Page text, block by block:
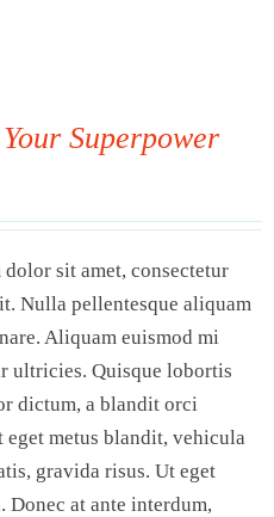
Superpower
sit amet, consectetur
Nulla pellentesque aliquam
Aliquam euismod mi
ultricies. Quisque lobortis
dictum, a blandit orci
eget metus blandit, vehicula
gravida risus. Ut eget
Donec at ante interdum,